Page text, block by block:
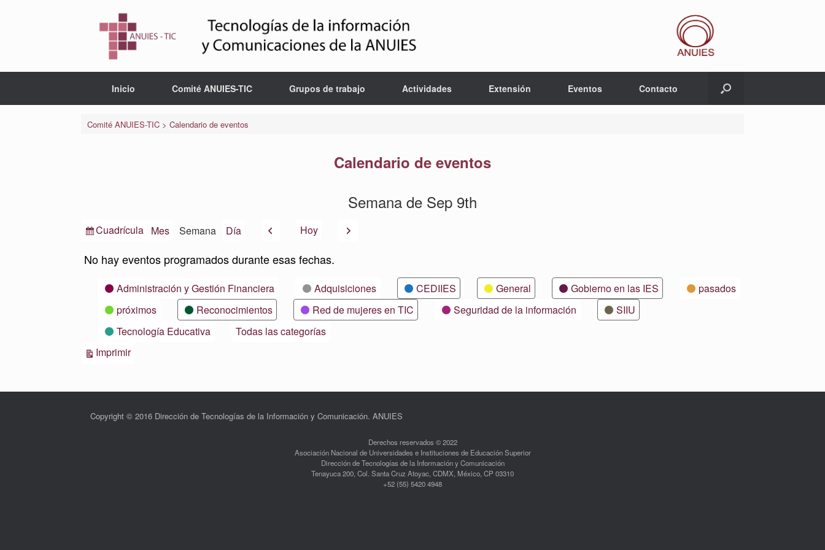
Inicio Comité ANUIES-TIC Grupos de trabajo Actividades Extensión Eventos Contacto
Comité ANUIES-TIC> Calendario de eventos
Calendario de eventos
Semana de Sep 9th
Ver
Cuadrícula Mes Semana Día AnteriorHoy Siguiente
No hay eventos programados durante esas fechas.
CategoríasAdministración y Gestión Financiera Adquisiciones CEDIIES General Gobierno en las IES
pasados
próximos
Reconocimientos Red de mujeres en TIC Seguridad de la información
SIIU
Tecnología Educativa
Todas las categorías
ImprimirVistas
Copyright © 2016 Dirección de Tecnologías de la Información y Comunicación. ANUIES
Derechos reservados © 2022
Asociación Nacional de Universidades e Instituciones de Educación Superior
Dirección de Tecnologías de la Información y Comunicación
Tenayuca 200, Col. Santa Cruz Atoyac, CDMX, México, CP 03310
+52 (55) 5420 4948